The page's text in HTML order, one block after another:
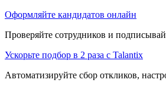
Оформляйте кандидатов онлайн
Проверяйте сотрудников и
Ускорьте подбор в 2 раза с Talantix
Автоматизируйте сбор откликов,